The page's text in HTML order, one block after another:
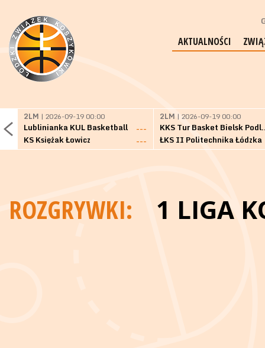
AKTUALNOŚCI
2LM | 2026-09-19 00:00
Lublinianka KUL Basketball
---
KS Księżak Łowicz
---
2LM | 2026-09-19 00:00
KKS Tur
ŁKS II Politechnika Łódzka
ROZGRYWKI: 1 LIGA